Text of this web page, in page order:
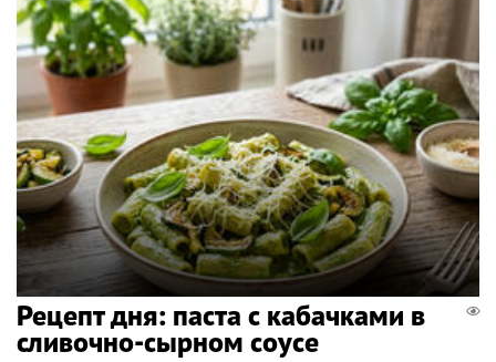
Рецепт дня: паста с кабачками в
сливочно-сырном соусе